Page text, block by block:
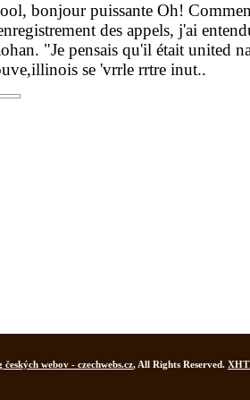
bonjour puissante Oh!
des appels, j'ai
"Je pensais qu'il était united
se 'vrrle rrtre inut..
webov - czechwebs.cz, All Rights Reserved.